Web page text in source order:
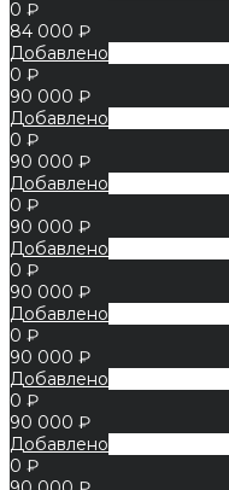
0 ₽
84 000 ₽
Добавлено
0 ₽
90 000 ₽
Добавлено
0 ₽
90 000 ₽
Добавлено
0 ₽
90 000 ₽
Добавлено
0 ₽
90 000 ₽
Добавлено
0 ₽
90 000 ₽
Добавлено
0 ₽
90 000 ₽
Добавлено
0 ₽